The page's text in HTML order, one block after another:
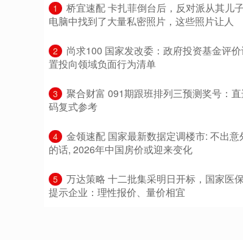
1
桥宜速配 卡扎菲倒台后，反对派从其儿
电脑中找到了大量私密照片，这些照片让人
2
尚求100 国家发改委：政府投资基金评
置投向领域负面行为清单
3
聚合财富 091期跟班排列三预测奖号：
码复式参考
4
金领速配 国家最新数据定调楼市: 不出意
的话, 2026年中国房价或迎来变化
5
万达策略 十二批集采明日开标，国家医
提示企业：理性报价、量价相宜